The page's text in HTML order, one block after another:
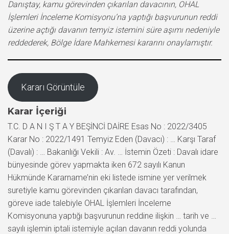
Danıştay, kamu görevinden çıkarılan davacının, OHAL
İşlemleri İnceleme Komisyonu’na yaptığı başvurunun reddi
üzerine açtığı davanın temyiz istemini süre aşımı nedeniyle
reddederek, Bölge İdare Mahkemesi kararını onaylamıştır.
Kararı Görüntüle
Karar İçeriği
T.C. D A N I Ş T A Y BEŞİNCİ DAİRE Esas No : 2022/3405
Karar No : 2022/1491 Temyiz Eden (Davacı) : … Karşı Taraf
(Davalı) : … Bakanlığı Vekili : Av. … İstemin Özeti : Davalı idare
bünyesinde görev yapmakta iken 672 sayılı Kanun
Hükmünde Kararname’nin eki listede ismine yer verilmek
suretiyle kamu görevinden çıkarılan davacı tarafından,
göreve iade talebiyle OHAL İşlemleri İnceleme
Komisyonuna yaptığı başvurunun reddine ilişkin … tarih ve …
sayılı işlemin iptali istemiyle açılan davanın reddi yolunda